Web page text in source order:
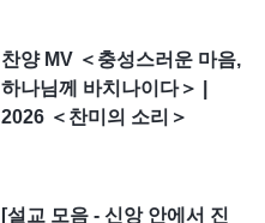
찬양 MV ＜충성스러운 마음,
하나님께 바치나이다＞ |
2026 ＜찬미의 소리＞
[설교 모음 - 신앙 안에서 진